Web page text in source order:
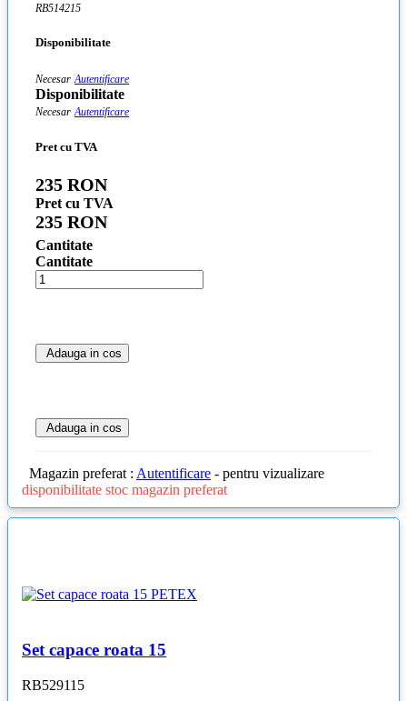
RB514215
Disponibilitate
Necesar Autentificare
Disponibilitate
Necesar Autentificare
Pret cu TVA
235 RON
Pret cu TVA
235 RON
Cantitate
Cantitate
Adauga in cos
Adauga in cos
Magazin preferat : Autentificare - pentru vizualizare
disponibilitate stoc magazin preferat
Set capace roata 15
RB529115